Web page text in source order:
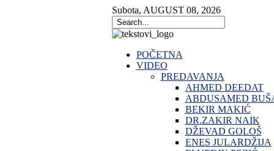
Subota, AUGUST 08, 2026
POČETNA
VIDEO
PREDAVANJA
AHMED DEEDAT
ABDUSAMED
BEKIR MAKIĆ
DR.ZAKIR NAIK
DŽEVAD GOLOŠ
ENES JULARDŽIJA